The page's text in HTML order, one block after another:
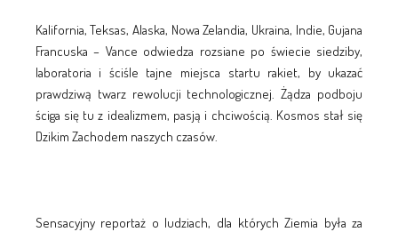
Kalifornia, Teksas, Alaska, Nowa Zelandia, Ukraina, Indie, Gujana
Francuska – Vance odwiedza rozsiane po świecie siedziby,
laboratoria i ściśle tajne miejsca startu rakiet, by ukazać
prawdziwą twarz rewolucji technologicznej. Żądza podboju
ściga się tu z idealizmem, pasją i chciwością. Kosmos stał się
Dzikim Zachodem naszych czasów.
Sensacyjny reportaż o ludziach, dla których Ziemia była za